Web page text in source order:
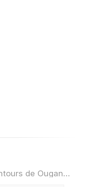
Quels pays se situent aux alentours de Ouganda par exemple pour des voyage ou des vols